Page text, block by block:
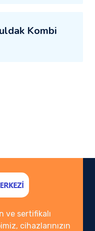
Kombi
ve sertifikalı
cihazlarınızın